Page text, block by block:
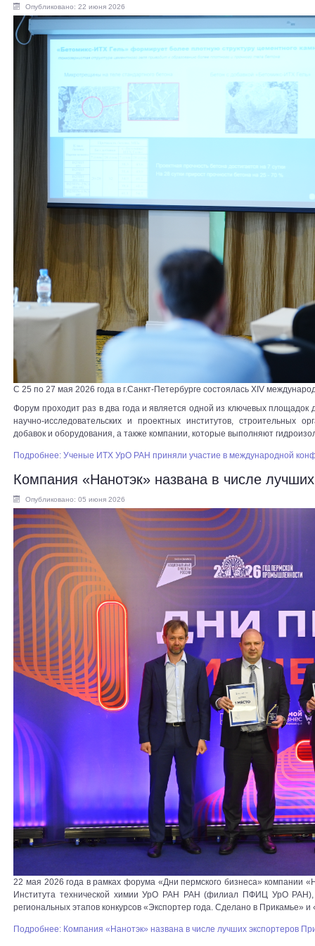
Опубликовано: 22 июня 2026
С 25 по 27 мая 2026 года в г.Санкт-Петербурге состоялась XIV
Форум проходит раз в два года и является одной из ключевых площадок
научно-исследовательских и проектных институтов, строительных
добавок и оборудования, а также компании, которые выполняют
Подробнее: Ученые ИТХ УрО РАН приняли участие в международной
Компания «Нанотэк» названа в числе
Опубликовано: 05 июня 2026
22 мая 2026 года в рамках форума «Дни пермского бизнеса» компании
Института технической химии УрО РАН РАН (филиал ПФИЦ УрО РАН),
региональных этапов конкурсов «Экспортер года. Сделано в Прикамье»
Подробнее: Компания «Нанотэк» названа в числе лучших экспортеров